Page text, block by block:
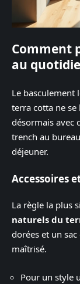
Comment
au
Le basculement
terra cotta ne
désormais avec
trench au
déjeuner.
Accessoires
La règle la plus
naturels du
dorées et un
maîtrisé.
Pour un style